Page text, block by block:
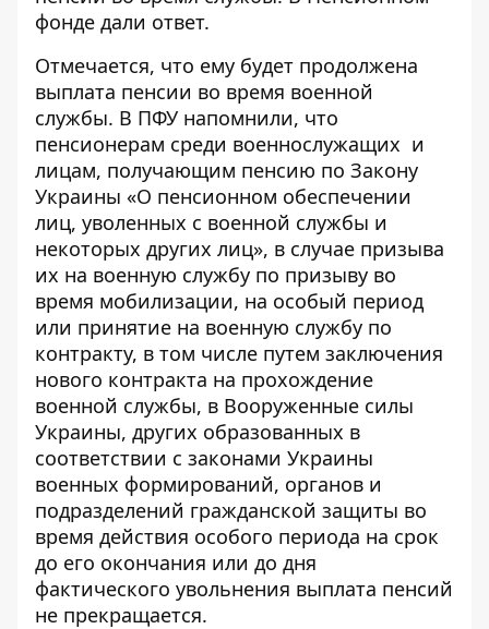
фонде дали ответ.
Отмечается, что ему будет продолжена
выплата пенсии во время военной
службы. В ПФУ напомнили, что
пенсионерам среди военнослужащих и
лицам, получающим пенсию по Закону
Украины «О пенсионном обеспечении
лиц, уволенных с военной службы и
некоторых других лиц», в случае призыва
их на военную службу по призыву во
время мобилизации, на особый период
или принятие на военную службу по
контракту, в том числе путем заключения
нового контракта на прохождение
военной службы, в Вооруженные силы
Украины, других образованных в
соответствии с законами Украины
военных формирований, органов и
подразделений гражданской защиты во
время действия особого периода на срок
до его окончания или до дня
фактического увольнения выплата пенсий
не прекращается.